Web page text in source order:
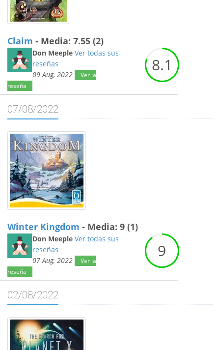
Claim - Media: 7.55 (2)
Don Meeple Ver todas sus
reseñas
09 Aug, 2022
Ver la
reseña
8.1
07/08/2022
Winter Kingdom - Media: 9 (1)
Don Meeple Ver todas sus
reseñas
07 Aug, 2022
Ver la
reseña
9
02/08/2022